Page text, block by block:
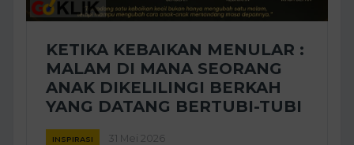
KETIKA KEBAIKAN MENULAR :
MALAM DI MANA SEORANG
ANAK DIKELILINGI BERKAH
YANG DATANG BERTUBI-TUBI
INSPIRASI 31 Mei 2026